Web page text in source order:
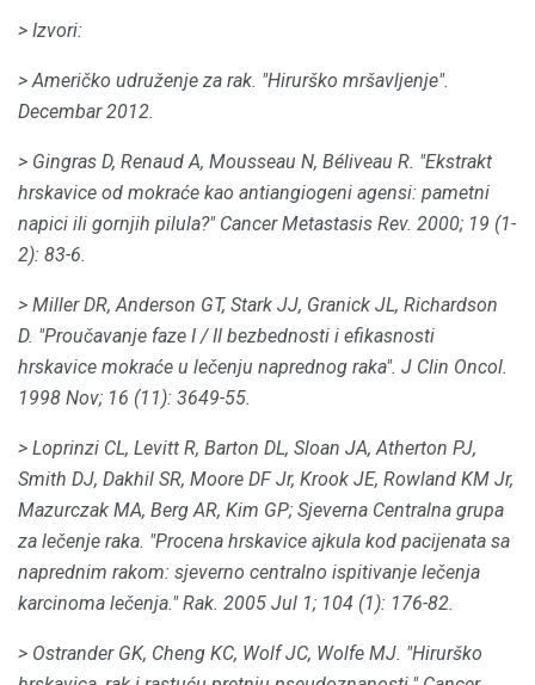
> Izvori:
> Američko udruženje za rak. "Hirurško mršavljenje".
Decembar 2012.
> Gingras D, Renaud A, Mousseau N, Béliveau R. "Ekstrakt
hrskavice od mokraće kao antiangiogeni agensi: pametni
napici ili gornjih pilula?" Cancer Metastasis Rev. 2000; 19 (1-
2): 83-6.
> Miller DR, Anderson GT, Stark JJ, Granick JL, Richardson
D. "Proučavanje faze I / II bezbednosti i efikasnosti
hrskavice mokraće u lečenju naprednog raka". J Clin Oncol.
1998 Nov; 16 (11): 3649-55.
> Loprinzi CL, Levitt R, Barton DL, Sloan JA, Atherton PJ,
Smith DJ, Dakhil SR, Moore DF Jr, Krook JE, Rowland KM Jr,
Mazurczak MA, Berg AR, Kim GP; Sjeverna Centralna grupa
za lečenje raka. "Procena hrskavice ajkula kod pacijenata sa
naprednim rakom: sjeverno centralno ispitivanje lečenja
karcinoma lečenja." Rak. 2005 Jul 1; 104 (1): 176-82.
> Ostrander GK, Cheng KC, Wolf JC, Wolfe MJ. "Hirurško